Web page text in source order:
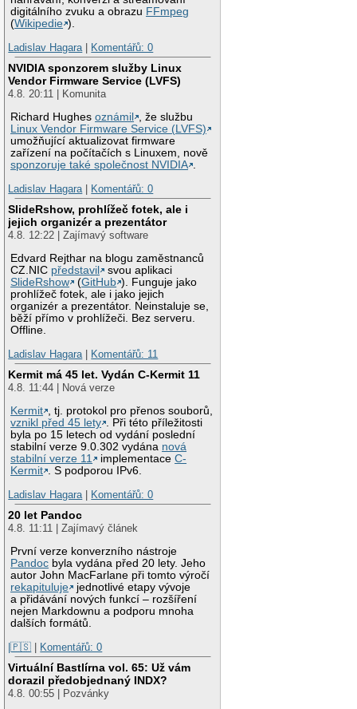
digitálního zvuku a obrazu FFmpeg
(Wikipedie ).
Ladislav Hagara
Komentářů: 0
NVIDIA sponzorem služby Linux
Vendor Firmware Service (LVFS)
4.8. 20:11 | Komunita
Richard Hughesoznámil
, že službu
Linux Vendor Firmware Service (LVFS)
umožňující aktualizovat firmware
zařízení na počítačích s Linuxem, nově
sponzoruje také společnost NVIDIA .
Ladislav Hagara | Komentářů: 0
SlideRshow, prohlížeč fotek, ale i
jejich organizér a prezentátor
4.8. 12:22 | Zajímavý software
Edvard Rejthar na blogu zaměstnanců
CZ.NIC představil
svou aplikaci
SlideRshow
(GitHub ). Funguje jako
prohlížeč fotek, ale i jako jejich
organizér a prezentátor. Neinstaluje se,
běží přímo v prohlížeči. Bez serveru.
Offline.
Ladislav Hagara | Komentářů: 11
Kermit má 45 let. Vydán C-Kermit 11
4.8. 11:44 | Nová verze
Kermit , tj. protokol pro přenos souborů,
vznikl před 45 lety . Při této příležitosti
byla po 15 letech od vydání poslední
stabilní verze 9.0.302 vydána nová
stabilní verze 11
implementaceC-
Kermit . S podporou IPv6.
Ladislav Hagara | Komentářů: 0
20 let Pandoc
4.8. 11:11 | Zajímavý článek
První verze konverzního nástroje
Pandoc byla vydána před 20 lety. Jeho
autor John MacFarlane při tomto výročí
rekapituluje
jednotlivé etapy vývoje
a přidávání nových funkcí – rozšíření
nejen Markdownu a podporu mnoha
dalších formátů.
|🇵🇸 | Komentářů: 0
Virtuální Bastlírna vol. 65: Už vám
dorazil předobjednaný INDX?
4.8. 00:55 | Pozvánky